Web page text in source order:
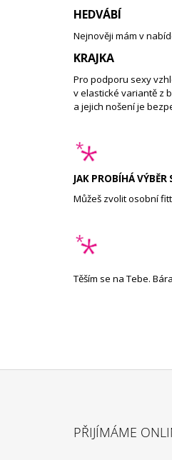
HEDVÁBÍ
Nejnověji mám v
KRAJKA
Pro podporu sexy
v elastické variantě z
a jejich nošení je
JAK PROBÍHÁ
Můžeš zvolitosobní
Těším se na Tebe.
PŘIJÍMÁME